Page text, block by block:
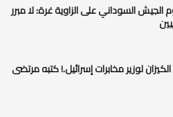
السوداني على الزاوية غرة: لا مبرر
لوزير مخابرات إسرائيل.! كتبه مرتضى